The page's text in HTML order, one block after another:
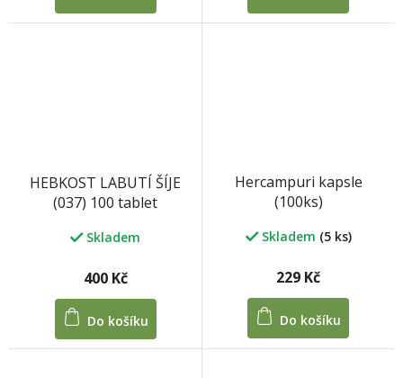
HEBKOST LABUTÍ ŠÍJE
(037) 100 tablet
Skladem
400 Kč
Do košíku
Hercampuri kapsle
(100ks)
Skladem (5 ks)
229 Kč
Do košíku